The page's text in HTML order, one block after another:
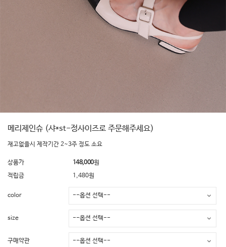
메리제인슈 (샤*st-정사이즈로 주문해주세요)
재고없을시 제작기간 2~3주 정도 소요
상품가 148,000원
적립금
1,480원
color
size
구매약관